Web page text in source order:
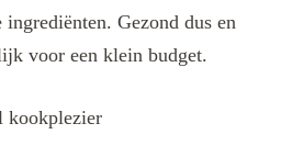
Gezond dus en
voor een klein budget.
kookplezier